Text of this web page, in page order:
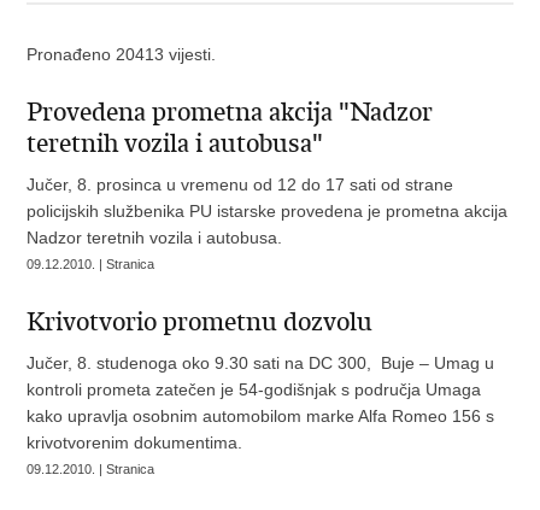
Pronađeno 20413 vijesti.
Provedena prometna akcija "Nadzor
teretnih vozila i autobusa"
Jučer, 8. prosinca u vremenu od 12 do 17 sati od strane
policijskih službenika PU istarske provedena je prometna akcija
Nadzor teretnih vozila i autobusa.
09.12.2010. | Stranica
Krivotvorio prometnu dozvolu
Jučer, 8. studenoga oko 9.30 sati na DC 300, Buje – Umag u
kontroli prometa zatečen je 54-godišnjak s područja Umaga
kako upravlja osobnim automobilom marke Alfa Romeo 156 s
krivotvorenim dokumentima.
09.12.2010. | Stranica